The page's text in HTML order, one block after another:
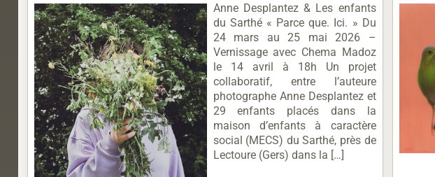
Anne Desplantez & Les enfants
du Sarthé « Parce que. Ici. » Du
24 mars au 25 mai 2026 –
Vernissage avec Chema Madoz
le 14 avril à 18h Un projet
collaboratif, entre l’auteure
photographe Anne Desplantez et
29 enfants placés dans la
maison d’enfants à caractère
social (MECS) du Sarthé, près de
Lectoure (Gers) dans la […]